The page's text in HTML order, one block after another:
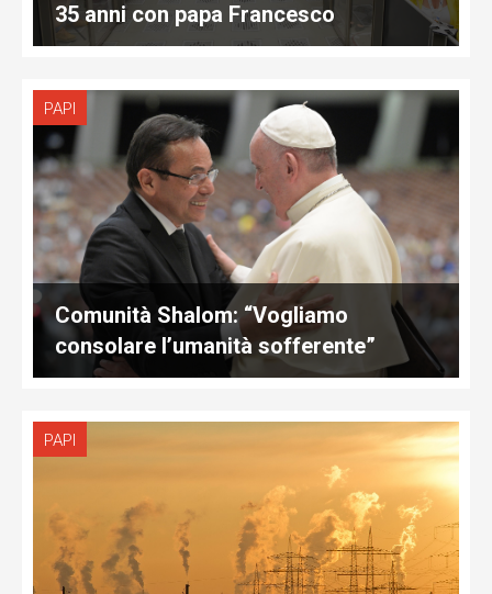
35 anni con papa Francesco
PAPI
Comunità Shalom: “Vogliamo
consolare l’umanità sofferente”
PAPI